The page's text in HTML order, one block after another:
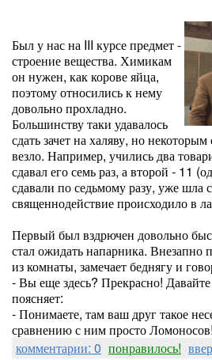
Был у нас на III курсе предмет -
строение вещества. Химикам
он нужен, как корове яйца,
поэтому относились к нему
довольно прохладно.
Большинству таки удавалось
сдать зачет на халяву, но
везло. Например, учились два
сдавал его семь раз, а второй - 11
сдавали по седьмому разу, уже шла
священнодействие происходило в
Первый был вздрючен довольно
стал ожидать напарника. Внезапно
из комнаты, замечает беднягу и
- Вы еще здесь? Прекрасно! Давайте
поясняет:
- Понимаете, там ваш друг такое
сравнению с ним просто Ломоносов!
комментарии: 0 понравилось!